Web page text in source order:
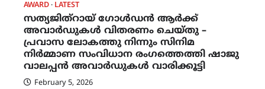
AWARD LATEST
സത്യജിത്‌റായ് ഗോൾഡൻ ആർക്ക്
അവാർഡുകൾ വിതരണം ചെയ്തു –
പ്രവാസ ലോകത്തു നിന്നും സിനിമ
നിർമ്മാണ സംവിധാന രംഗത്തെത്തി ഷാജു
വാലപ്പൻ അവാർഡുകൾ വാരിക്കൂട്ടി
February 5, 2026